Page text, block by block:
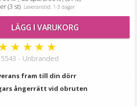
59 kr
LÄGG I VARUKORG
(3 st) Leveranstid: 1-3 dagar
LÄGG I VARUKORG
★ ★ ★ ★
- Unbranded
fram till din dörr
ångerrätt vid obruten